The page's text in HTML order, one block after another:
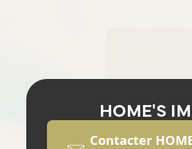
HOME'S
Contacter